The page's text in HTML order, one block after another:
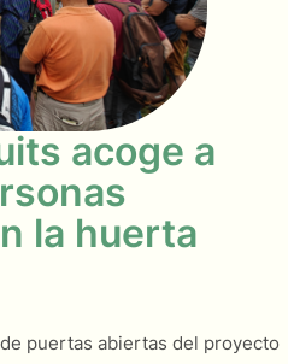
acoge a
la huerta
puertas abiertas del proyecto